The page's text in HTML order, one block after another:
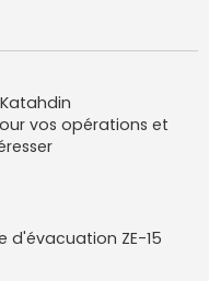
vos opérations et
d'évacuation ZE-15